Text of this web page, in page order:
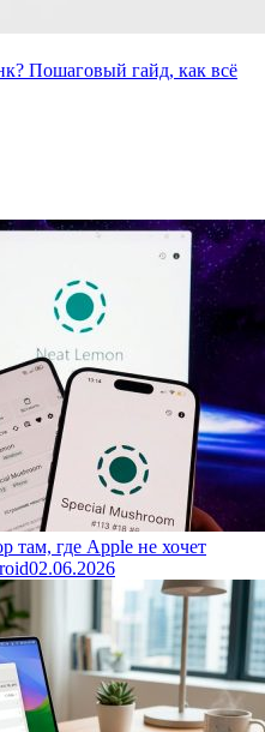
Пошаговый гайд, как всё
там, где Apple не хочет
02.06.2026